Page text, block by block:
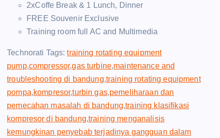
2xCoffe Break & 1 Lunch, Dinner
FREE Souvenir Exclusive
Training room full AC and Multimedia
Technorati Tags:training rotating equipment
pump,compressor,gas turbine,maintenance and
troubleshooting di bandung,training rotating equipment
pompa,kompresor,turbin gas,pemeliharaan dan
pemecahan masalah di bandung,training klasifikasi
kompresor di bandung,training menganalisis
kemungkinan penyebab terjadinya gangguan dalam